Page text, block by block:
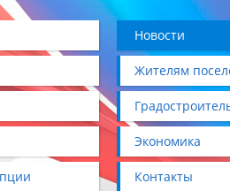
Новости
Жителям
Экономика
Контакты